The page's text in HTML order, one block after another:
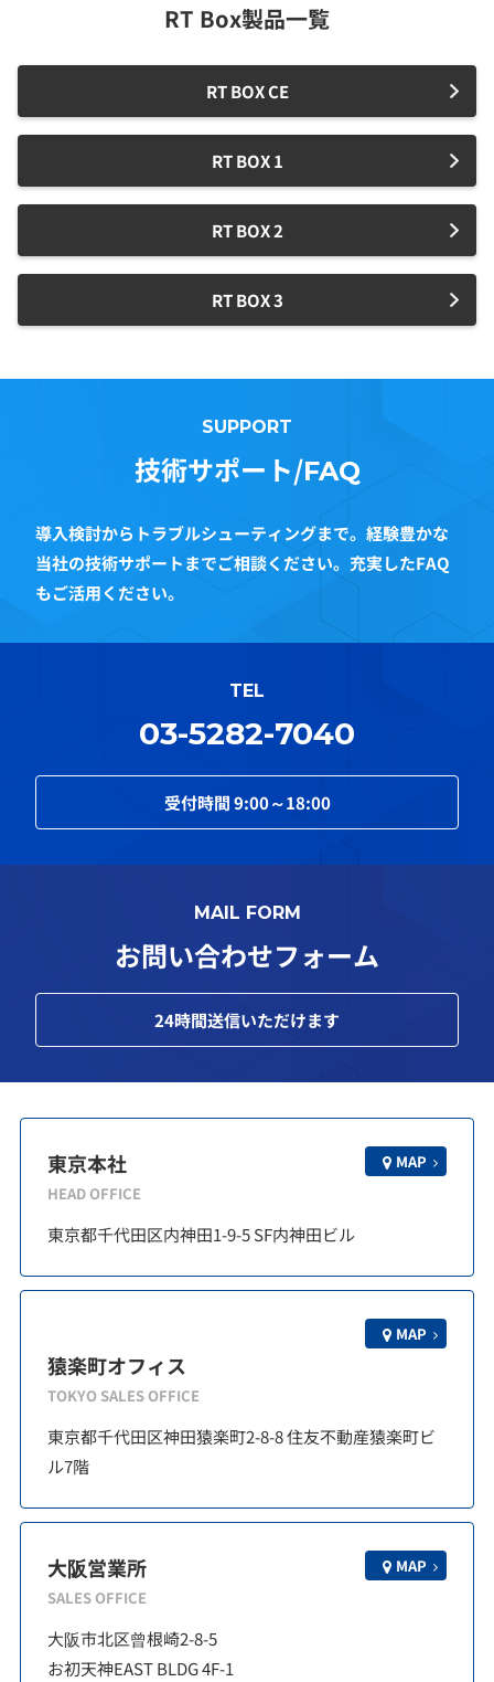
RT Box製品一覧
RT BOX CE
RT BOX 1
RT BOX 2
RT BOX 3
SUPPORT
技術サポート/FAQ
導入検討からトラブルシューティングまで。経験豊かな
当社の技術サポートまでご相談ください。充実したFAQ
もご活用ください。
TEL
03-5282-7040
受付時間9:00～18:00
MAIL FORM
お問い合わせフォーム
24時間送信いただけます
東京本社
HEAD OFFICE
MAP
東京都千代田区内神田1-9-5 SF内神田ビル
猿楽町オフィス
TOKYO SALES OFFICE
MAP
東京都千代田区神田猿楽町2-8-8 住友不動産猿楽町ビ
ル7階
大阪営業所
SALES OFFICE
MAP
大阪市北区曾根崎2-8-5
お初天神EAST BLDG 4F-1